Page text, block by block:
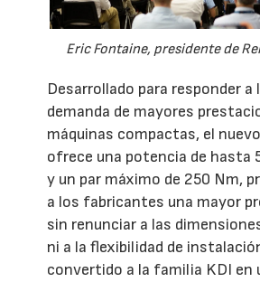
Eric Fontaine, presidente de
Desarrollado para responder a
demanda de mayores
máquinas compactas, el
ofrece una potencia de hasta
y un par máximo de 250 Nm,
a los fabricantes una mayor
sin renunciar a las
ni a la flexibilidad de
convertido a la familia KDI en